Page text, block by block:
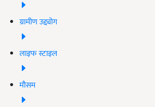
ग्रामीण उद्द्योग
लाइफ स्टाइल
मौसम